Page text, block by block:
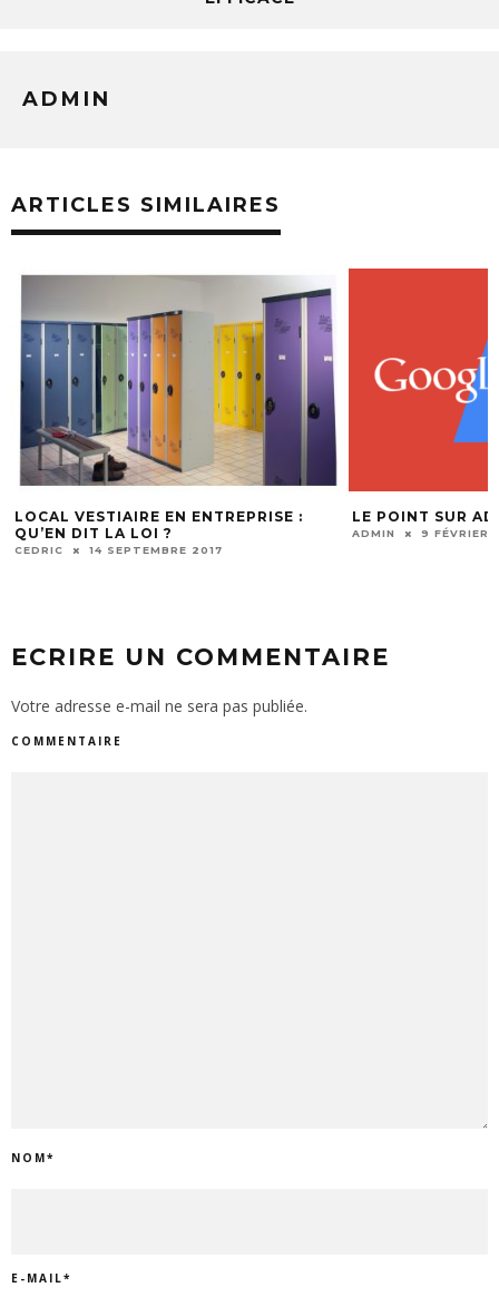
ADMIN
ARTICLES SIMILAIRES
LE POINT SUR ADWORDS
ADMIN 9 FÉVRIER 2018
COMMENT
ÊTES UN
ECRIRE UN COMMENTAIRE
Votre adresse e-mail ne sera pas publiée.
COMMENTAIRE
NOM*
E-MAIL*